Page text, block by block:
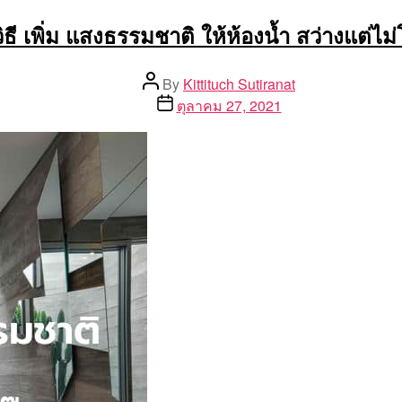
เพิ่ม แสงธรรมชาติ ให้ห้องน้ำ สว่างแต่ไ
Post
author
By Kittituch Sutiranat
Postตุลาคม 27, 2021